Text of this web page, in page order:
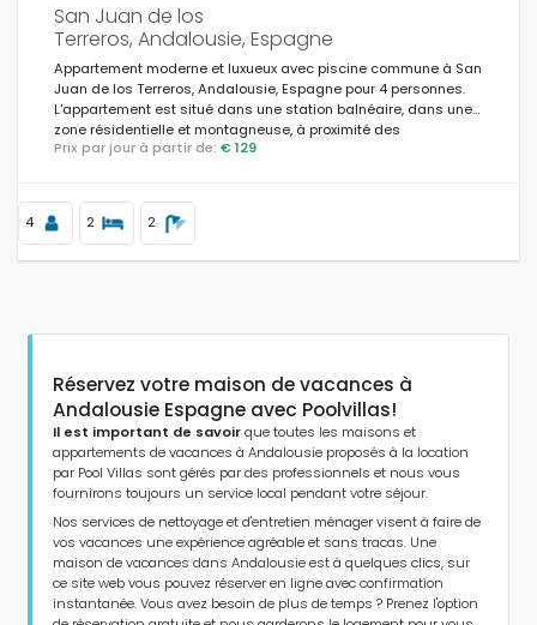
Optionnel
Distances
Confort
Vues
Catégories supplémentaires
San Juan de los
Terreros, Andalousie, Espagne
Appartement moderne et luxueux avec piscine commune à San
Juan de los Terreros, Andalousie, Espagne pour 4 personnes.
L'appartement est situé dans une station balnéaire, dans une
zone résidentielle et montagneuse, à proximité des
supermarchés et à 100 m de la plage.
Prix par jour à partir de: € 129
4 2 2
Réservez votre maison de vacances à
Andalousie Espagne avec Poolvillas!
Il est important de savoirque toutes les maisons et
appartements de vacances à Andalousie proposés à la location
par Pool Villas sont gérés par des professionnels et nous vous
fournirons toujours un service local pendant votre séjour.
Nos services de nettoyage et d'entretien ménager visent à faire de
vos vacances une expérience agréable et sans tracas. Une
maison de vacances dans Andalousie est à quelques clics, sur
ce site web vous pouvez réserver en ligne avec confirmation
instantanée. Vous avez besoin de plus de temps ? Prenez l'option